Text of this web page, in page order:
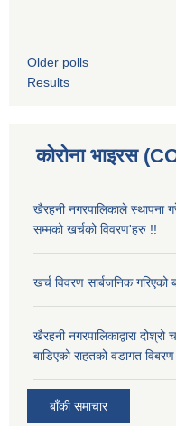
Older polls
Results
कोरोना भाइरस
खैरहनी नगरपालिकाले स्थापना
सम्मको खर्चको विवरण'हरु !!
खर्च विवरण सार्बजनिक गरिएको
खैरहनी नगरपालिकाद्वारा
बाडिएको राहतको वडागत
बाँकी समाचार